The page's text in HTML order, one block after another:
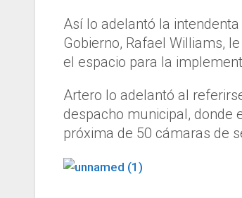
Así lo adelantó la
Gobierno, Rafael Williams,
el espacio para la
Artero lo adelantó al
despacho municipal, donde
próxima de 50 cámaras de